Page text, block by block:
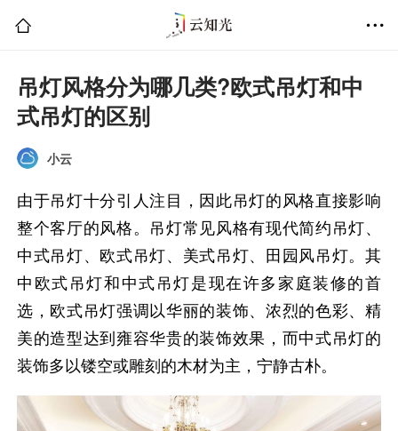
吊灯风格分为哪几类?欧式吊灯和中
式吊灯的区别
小云
由于吊灯十分引人注目，因此吊灯的风格直接影响
整个客厅的风格。吊灯常见风格有现代简约吊灯、
中式吊灯、欧式吊灯、美式吊灯、田园风吊灯。其
中欧式吊灯和中式吊灯是现在许多家庭装修的首
选，欧式吊灯强调以华丽的装饰、浓烈的色彩、精
美的造型达到雍容华贵的装饰效果，而中式吊灯的
装饰多以镂空或雕刻的木材为主，宁静古朴。